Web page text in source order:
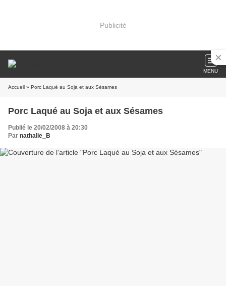
Publicité
MENU
Accueil » Porc Laqué au Soja et aux Sésames
Porc Laqué au Soja et aux Sésames
Publié le 20/02/2008 à 20:30
Par nathalie_B